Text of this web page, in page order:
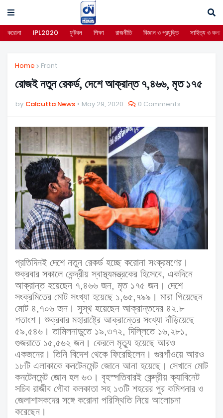
করোনা IPL2020 ফুটবল শিক্ষা রাজনীতি বিজ্ঞান ও প্রযুক্তি সাহিত্য ও কলা
Home Front
রোজই নতুন রেকর্ড, দেশে আক্রান্ত ৭,৪৬৬, মৃত ১৭৫
by Calcutta News May 29, 2020 0 Comments
প্রতিদিনই দেশে নতুন রেকর্ড হচ্ছে করোনা সংক্রমণের।
শুক্রবার সকালে কেন্দ্রীয় স্বাস্থ্যমন্ত্রকের হিসেবে, একদিনে
আক্রান্ত হয়েছেন ৭,৪৬৬ জন, মৃত ১৭৫ জন। দেশে
সংক্রমিতের মোট সংখ্যা হয়েছে ১,৬৫,৭৯৯। মারা গিয়েছেন
মোট ৪,৭০৬ জন। সুস্থ হয়েছেন আক্রান্তদের ৪২.৮
শতাংশ। শুক্রবার মহারাষ্ট্রে আক্রান্তের সংখ্যা দাঁড়িয়েছে
৫৯,৫৪৬। তামিলনাড়ুতে ১৯,৩৭২, দিল্লিতে ১৬,২৮১,
গুজরাতে ১৫,৫৬২ জন। কেরলে মৃত্যু হয়েছে আরও
একজনের। তিনি বিদেশ থেকে ফিরেছিলেন। গুরগাঁওয়ে আরও
১৮টি এলাকাকে কনটেনমেন্ট জোনে আনা হয়েছে। সেখানে মোট
কনটেনমেন্ট জোন হল ৬৩। বৃহস্পতিবারই কেন্দ্রীয় ক্যাবিনেট
সচিব রাজীব গৌবা কলকাতা সহ ১৩টি শহরের পুর কমিশনার ও
জেলাশাসকদের সঙ্গে করোনা পরিস্থিতি নিয়ে আলোচনা
করেছেন।